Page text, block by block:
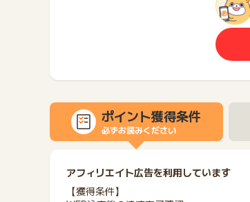
ポイント獲得条件
必ずお読みください
アフィリエイト広告を利用しています
【獲得条件】